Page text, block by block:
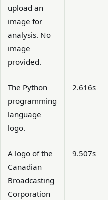
upload an
image for
analysis. No
image
provided.
The Python
programming
language
logo.
2.616s
A logo of the
Canadian
Broadcasting
Corporation
9.507s